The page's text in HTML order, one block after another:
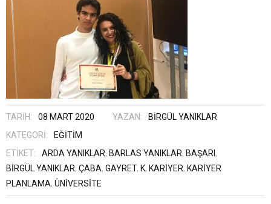
TARIH: 08 MART 2020 YAZAN:
BIRGÜL YANIKLAR
KATEGORI:
EĞITIM
ETIKET:
ARDA YANIKLAR, BARLAS YANIKLAR, BAŞARI ,
BIRGÜL YANIKLAR, ÇABA, GAYRET, K, KARIYER, KARIYER
PLANLAMA, ÜNIVERSITE